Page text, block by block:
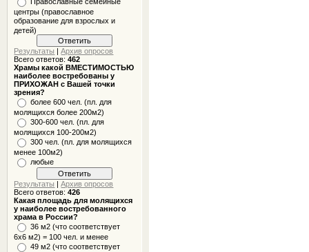
центры (православное
образование для взрослых и
детей)
Результаты |Архив опросов
Всего ответов:462
Храмы какой ВМЕСТИМОСТЬЮ
наиболее востребованы у
ПРИХОЖАН с Вашей точки
зрения?
более 600 чел. (пл. для
молящихся более 200м2)
300-600 чел. (пл. для
молящихся 100-200м2)
300 чел. (пл. для молящихся
менее 100м2)
любые
Результаты |Архив опросов
Всего ответов:426
Какая площадь для молящихся
у наиболее востребованного
храма в России?
36 м2 (что соответствует
6x6 м2) = 100 чел. и менее
49 м2 (что соответствует